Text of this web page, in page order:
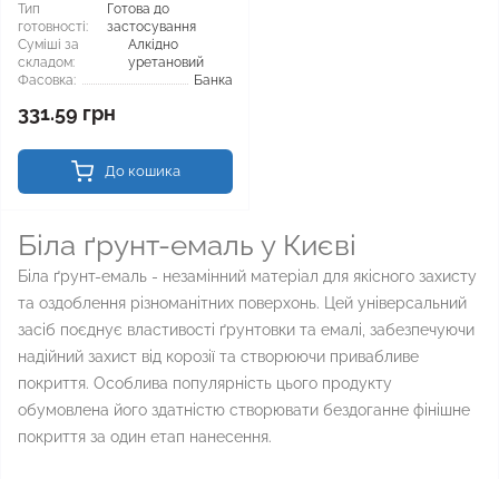
Тип
готовності:
Готова до
застосування
Суміші за
складом:
Алкідно
уретановий
Фасовка:
Банка
331.59 грн
До кошика
Біла ґрунт-емаль у Києві
Біла ґрунт-емаль - незамінний матеріал для якісного захисту
та оздоблення різноманітних поверхонь. Цей універсальний
засіб поєднує властивості ґрунтовки та емалі, забезпечуючи
надійний захист від корозії та створюючи привабливе
покриття. Особлива популярність цього продукту
обумовлена його здатністю створювати бездоганне фінішне
покриття за один етап нанесення.